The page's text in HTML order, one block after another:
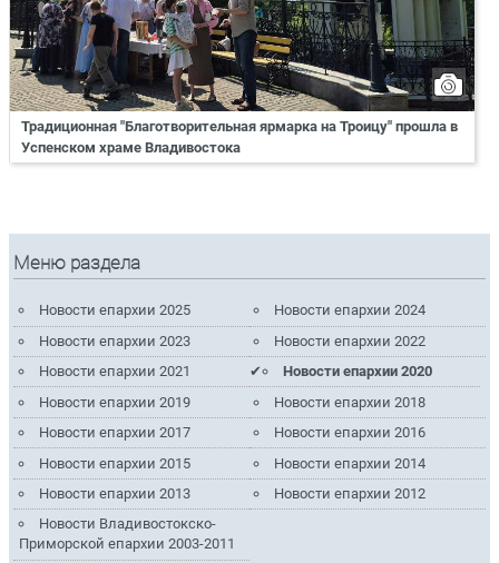
Традиционная "Благотворительная ярмарка на Троицу" прошла в
Успенском храме Владивостока
Меню раздела
Новости епархии 2025
Новости епархии 2024
Новости епархии 2023
Новости епархии 2022
Новости епархии 2021
Новости епархии 2020
Новости епархии 2019
Новости епархии 2018
Новости епархии 2017
Новости епархии 2016
Новости епархии 2015
Новости епархии 2014
Новости епархии 2013
Новости епархии 2012
Новости Владивостокско-
Приморской епархии 2003-2011